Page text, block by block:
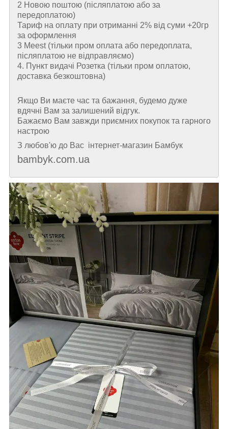
2 Новою поштою (пiсляплатою або за
передоплатою)
Тариф на оплату при отриманні 2% від суми +20гр
за оформлення
3 Meest (тільки пром оплата або передоплата,
післяплатою не відправляємо)
4. Пункт видачі Розетка (тільки пром оплатою,
доставка безкоштовна)
Якщо Ви маєте час та бажання, будемо дуже
вдячні Вам за залишений відгук.
Бажаємо Вам завжди приємних покупок та гарного
настрою
З любов'ю до Вас інтернет-магазин Бамбук
bambyk.com.ua